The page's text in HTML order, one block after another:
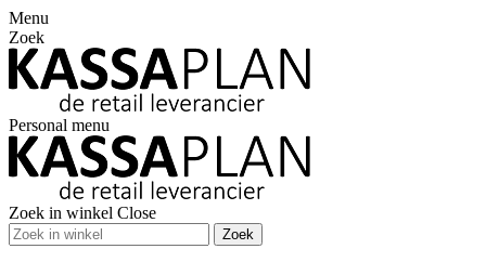
Menu
Zoek
Personal menu
Zoek in winkel Close
Zoek